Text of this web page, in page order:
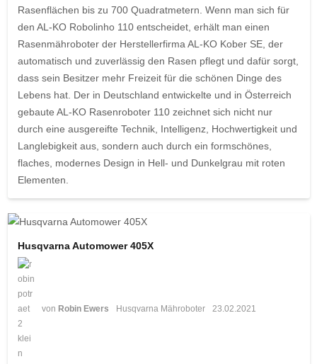
Rasenflächen bis zu 700 Quadratmetern. Wenn man sich für
den AL-KO Robolinho 110 entscheidet, erhält man einen
Rasenmähroboter der Herstellerfirma AL-KO Kober SE, der
automatisch und zuverlässig den Rasen pflegt und dafür sorgt,
dass sein Besitzer mehr Freizeit für die schönen Dinge des
Lebens hat. Der in Deutschland entwickelte und in Österreich
gebaute AL-KO Rasenroboter 110 zeichnet sich nicht nur
durch eine ausgereifte Technik, Intelligenz, Hochwertigkeit und
Langlebigkeit aus, sondern auch durch ein formschönes,
flaches, modernes Design in Hell- und Dunkelgrau mit roten
Elementen.
Husqvarna Automower 405X
von Robin Ewers Husqvarna Mähroboter 23.02.2021